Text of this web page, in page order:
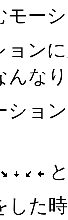
モー
ョン
んな
ショ
した